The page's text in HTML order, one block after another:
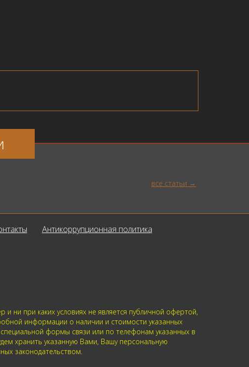
все статьи
Антикоррупционная политика
ни при каких условиях не является публичной офертой,
информации о наличии и стоимости указанных
формы связи или по телефонам указанных в
хранить указанную Вами, Вашу персональную
законодательством.